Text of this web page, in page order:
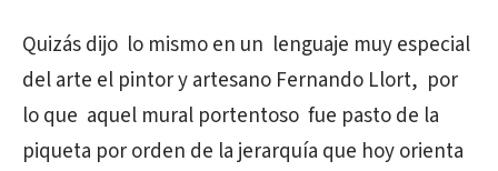
Quizás dijo lo mismo en un lenguaje muy especial
del arte el pintor y artesano Fernando Llort, por
lo que aquel mural portentoso fue pasto de la
piqueta por orden de la jerarquía que hoy orienta